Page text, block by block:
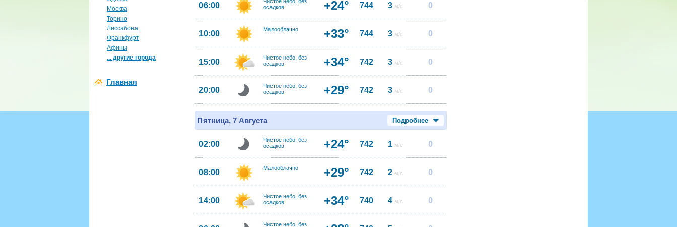
Москва
Торино
Лиссабона
Франкфурт
Афины
... другие города
Главная
06:00
осадков
+24° 744 3 м/с 0
10:00 Малооблачно +33° 744 3 м/с 0
15:00
Чистое небо, без
осадков
+34° 742 3 м/с 0
20:00
Чистое небо, без
осадков
+29° 742 3 м/с 0
Пятница, 7 Августа Подробнее
02:00
Чистое небо, без
осадков
+24° 742 1 м/с 0
08:00 Малооблачно +29° 742 2 м/с 0
14:00
Чистое небо, без
осадков
+34° 740 4 м/с 0
Чистое небо, без